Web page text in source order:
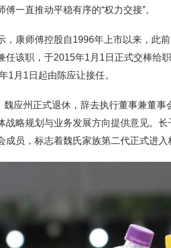
傅一直推动平稳有序的“权力交接”。
，康师傅控股自1996年上市以来，此
任该职，于2015年1月1日正式交棒给
1月1日起由陈应让接任。
魏应州正式退休，辞去执行董事兼董
战略规划与业务发展方向提供意见。
成员，标志着魏氏家族第二代正式进入